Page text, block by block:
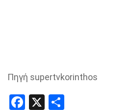
Πηγή supertvkorinthos
Facebook
X